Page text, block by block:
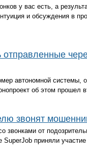
у вас есть, а
и обсуждения в
автономной системы,
об этом прошел
звонят
звонками от
приняли